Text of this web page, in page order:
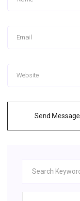
Send Message